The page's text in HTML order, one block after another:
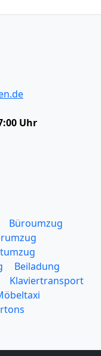
Uhr
Büroumzug
Beiladung
Klaviertransport